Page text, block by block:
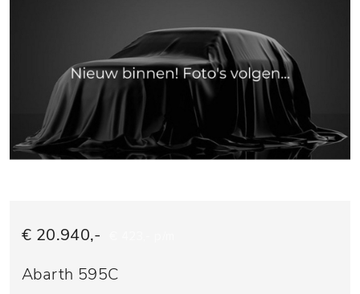
€ 20.940,-
Abarth 595C